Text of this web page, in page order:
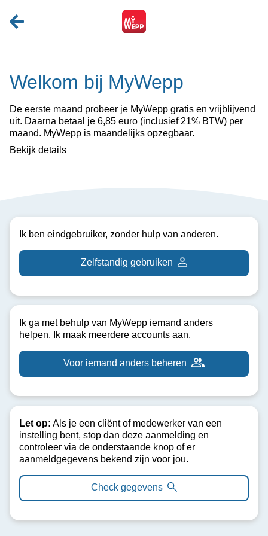
Welkom bij MyWepp
De eerste maand probeer je MyWepp gratis en vrijblijvend
uit. Daarna betaal je 6,85 euro (inclusief 21% BTW) per
maand. MyWepp is maandelijks opzegbaar.
Bekijk details
Ik ben eindgebruiker, zonder hulp van anderen.
Zelfstandig gebruiken
Ik ga met behulp van MyWepp iemand anders
helpen. Ik maak meerdere accounts aan.
Voor iemand anders beheren
Let op: Als je een cliënt of medewerker van een
instelling bent, stop dan deze aanmelding en
controleer via de onderstaande knop of er
aanmeldgegevens bekend zijn voor jou.
Check gegevens